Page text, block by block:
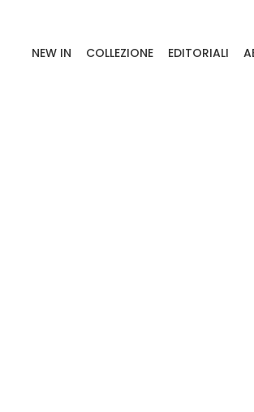
NEW IN COLLEZIONE EDITORIALI